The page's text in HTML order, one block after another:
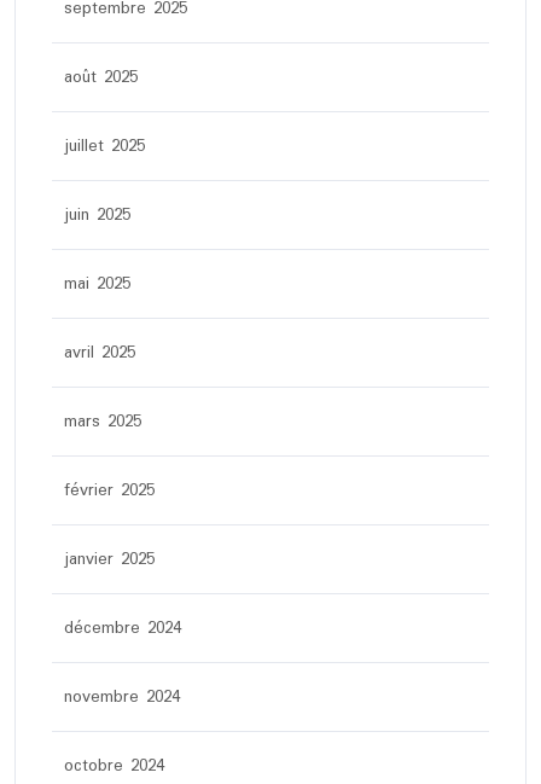
septembre 2025
août 2025
juillet 2025
juin 2025
mai 2025
avril 2025
mars 2025
février 2025
janvier 2025
décembre 2024
novembre 2024
octobre 2024